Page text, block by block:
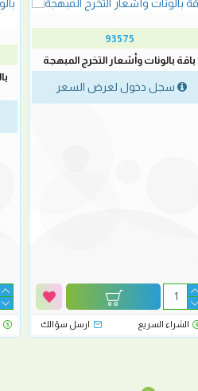
93575
باقة بالونات وأشعار التخرج المبهجة
سجل دخول لعرض السعر
الشراء السريع ارسل سؤالك